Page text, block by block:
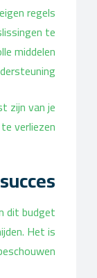
regels
te
middelen
zijn van je
verliezen.
dit budget
Het is